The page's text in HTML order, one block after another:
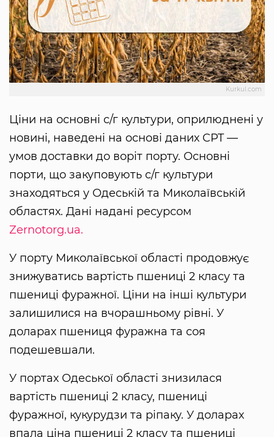
Kurkul.com
Ціни на основні с/г культури, оприлюднені у
новині, наведені на основі даних CPT —
умов доставки до воріт порту. Основні
порти, що закуповують с/г культури
знаходяться у Одеській та Миколаївській
областях. Дані надані ресурсом
Zernotorg.ua.
У порту Миколаївської області продовжує
знижуватись вартість пшениці 2 класу та
пшениці фуражної. Ціни на інші культури
залишилися на вчорашньому рівні. У
доларах пшениця фуражна та соя
подешевшали.
У портах Одеської області знизилася
вартість пшениці 2 класу, пшениці
фуражної, кукурудзи та ріпаку. У доларах
впала ціна пшениці 2 класу та пшениці